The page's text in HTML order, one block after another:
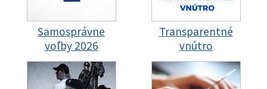
Samosprávne
voľby 2026
Transparentné
vnútro